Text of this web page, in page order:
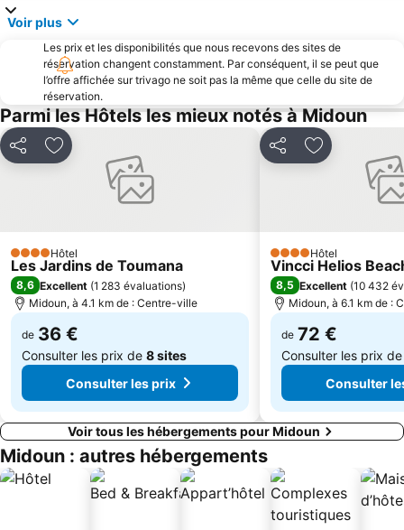
Voir plus
Les prix et les disponibilités que nous recevons des sites de
réservation changent constamment. Par conséquent, il se peut que
l’offre affichée sur trivago ne soit pas la même que celle du site de
réservation.
Parmi les Hôtels les mieux notés à Midoun
PartagerAjouter à mes favoris
4 ÉtoilesHôtel
Les Jardins de Toumana
8,6 Excellent (1 283 évaluations)
Midoun, à 4.1 km de : Centre-ville
de 36 €
Consulter les prix de 8 sites
Consulter les prix
PartagerAjouter à
4 ÉtoilesHôtel
Vincci Helios
8,5 Excellent (10 432
Midoun, à 6.1 km de :
de 72 €
Consulter les prix
Consulter
Voir tous les hébergements pour Midoun
Midoun : autres hébergements